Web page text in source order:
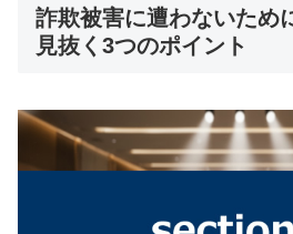
詐欺被害に遭わないため
見抜く3つのポイント